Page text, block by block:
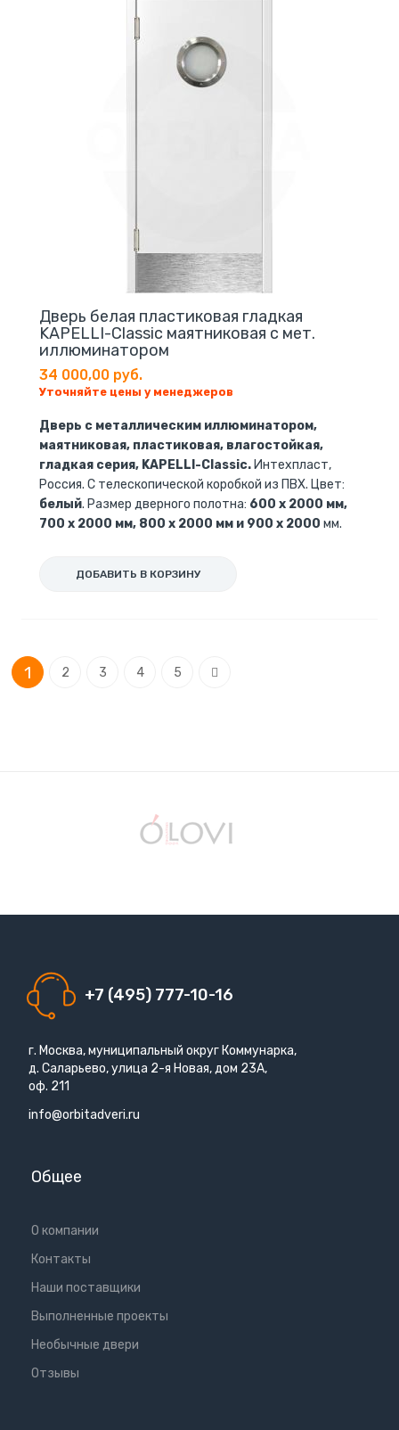
Дверь белая пластиковая гладкая
KAPELLI-Classic маятниковая с мет.
иллюминатором
34 000,00 руб.
Уточняйте цены у менеджеров
Дверь с металлическим иллюминатором,
маятниковая, пластиковая, влагостойкая,
гладкая серия, KAPELLI-Classic. Интехпласт,
Россия. С телескопической коробкой из ПВХ. Цвет:
белый. Размер дверного полотна: 600 x 2000 мм,
700 x 2000 мм, 800 x 2000 мм и 900 x 2000 мм.
ДОБАВИТЬ В КОРЗИНУ
Страница
You're currently reading page
1 2 3 4 5
+7 (495) 777-10-16
г. Москва, муниципальный округ Коммунарка,
д. Саларьево, улица 2-я Новая, дом 23А,
оф. 211
info@orbitadveri.ru
Общее
О компании
Контакты
Наши поставщики
Выполненные проекты
Необычные двери
Отзывы